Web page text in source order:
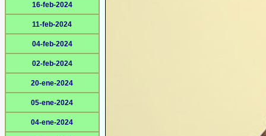
16-feb-2024
11-feb-2024
04-feb-2024
02-feb-2024
20-ene-2024
05-ene-2024
04-ene-2024